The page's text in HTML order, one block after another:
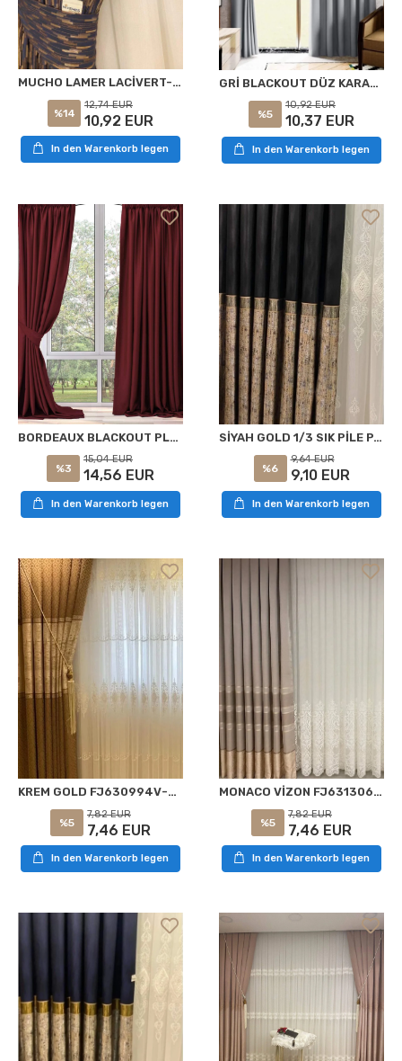
MUCHO LAMER LACİVERT-GOLD 1/3 SIK PİLE FON PERDE APM
%14
12,74 EUR
10,92 EUR
In den Warenkorb legen
GRİ BLACKOUT DÜZ KARARTMA GÜNEŞLİK APM
%5
10,92 EUR
10,37 EUR
In den Warenkorb legen
BORDEAUX BLACKOUT PLAIN SHADE APM
%3
15,04 EUR
14,56 EUR
In den Warenkorb legen
SİYAH GOLD 1/3 SIK PİLE PANO FON PERDE APM
%6
9,64 EUR
9,10 EUR
In den Warenkorb legen
KREM GOLD FJ630994V-403 1/3 DİK PİLE PANEL PERDE APM
%5
7,82 EUR
7,46 EUR
In den Warenkorb legen
MONACO VİZON FJ631306V-102 1/3 SIK PİLE FON PERDE APM
%5
7,82 EUR
7,46 EUR
In den Warenkorb legen